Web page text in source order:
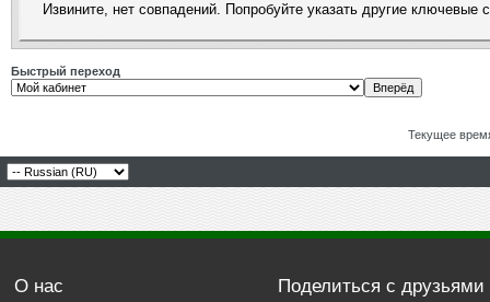
Извините, нет совпадений. Попробуйте указать другие ключевые
Быстрый переход
Текущее
О нас Поделиться с друзьями